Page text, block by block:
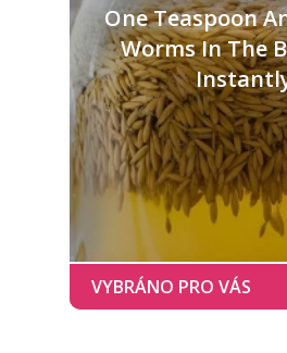
One Teaspoon
Worms In The